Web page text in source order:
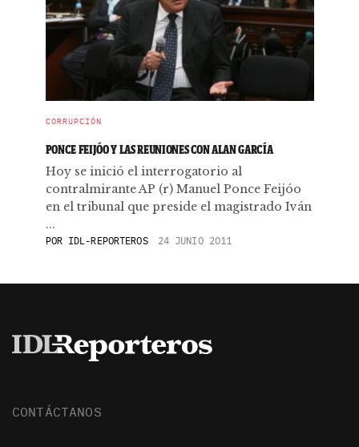
CORRUPCIÓN
PONCE FEIJÓO Y LAS REUNIONES CON ALAN GARCÍA
Hoy se inició el interrogatorio al
contralmirante AP (r) Manuel Ponce Feijóo
en el tribunal que preside el magistrado Iván
...
POR IDL-REPORTEROS 24 JUNIO 2011
CONTÁCTANOS